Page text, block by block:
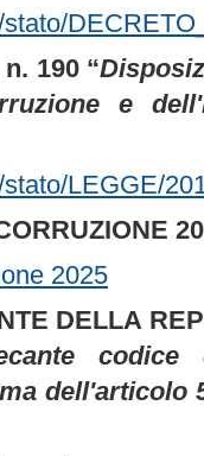
190 “
e
LEGGE/
2025
DELLA
dell'articolo